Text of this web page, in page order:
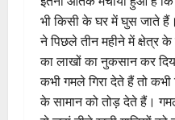
भी किसी के घर में घुस जाते
ने पिछले तीन महीने में क्षेत्र के
का लाखों का नुकसान कर
कभी गमले गिरा देते हैं तो कभी
के सामान को तोड़ देते हैं।